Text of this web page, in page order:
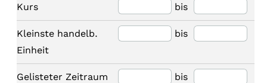
Kurs bis
Kleinste handelb.
Einheit
bis
Gelisteter Zeitraum bis